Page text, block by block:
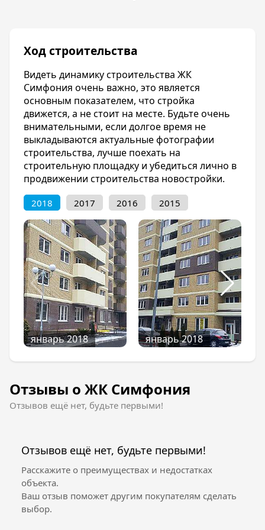
звучит по-новому, ярко и интересно.
Жить в жилом комплексе «Симфония» очень
удобно, благодаря развитой транспортной и
социальной инфраструктуре микрорайона.
Транспортная инфраструктура отлично
развита, и Вы можете легко добраться до
любой точки Краснодара на общественном
транспорте.
Благоустройство
Во дворах «Симфонии» высажены деревья,
устроены газоны, установлены детские и
спортивные площадки. В подъездах домов
круглосуточно дежурят консьержи. В домах
устанавливаются бесшумные лифты
повышенной комфортности.
Централизованным обслуживанием
комплекса занимается эксплуатирующая
компания «Территория комфорта». В ее штате
есть все специалисты, необходимые для
создания и поддержания комфортных
условий жизни.
Жилой комплекс отличается разнообразием
планировок. В нем можно купить как
демократичные по цене квартиры-студии, так
Ход строительства
Видеть динамику строительства ЖК
Симфония очень важно, это является
основным показателем, что стройка
движется, а не стоит на месте. Будьте очень
внимательными, если долгое время не
выкладываются актуальные фотографии
строительства, лучше поехать на
строительную площадку и убедиться лично в
продвижении строительства новостройки.
2018 2017 2016 2015
январь 2018 январь 2018
Отзывы о ЖК Симфония
Отзывов ещё нет, будьте первыми!
Отзывов ещё нет, будьте первыми!
Расскажите о преимуществах и недостатках
объекта.
Ваш отзыв поможет другим покупателям сделать
выбор.